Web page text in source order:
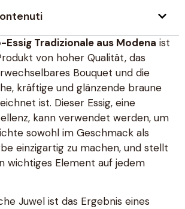
Essig Tradizionale aus Modena ist
von hoher Qualität, das
Bouquet und die
kräftige und glänzende braune
ist. Dieser Essig, eine
kann verwendet werden, um
sowohl im Geschmack als
einzigartig zu machen, und stellt
wichtiges Element auf jedem
Juwel ist das Ergebnis eines